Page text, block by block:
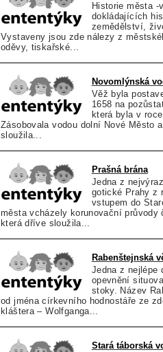
Historie města -
dokládajících
zemědělství,
Vystaveny jsou zde nálezy z
oděvy, tiskařské...
Novomlýnská
Věž byla
1658 na
která byla v
Zásobovala vodou dolní Nové Město
sloužila...
Prašná brána
Jedna z
gotické Prahy z
vstupem do
města vcházely korunovační průvody
která dříve sloužila...
Rabenštejnská
Jedna z nejlépe
opevnění
stoky. Název
od jména církevního hodnostáře ze
kláštera – Wolfganga...
Stará táborská